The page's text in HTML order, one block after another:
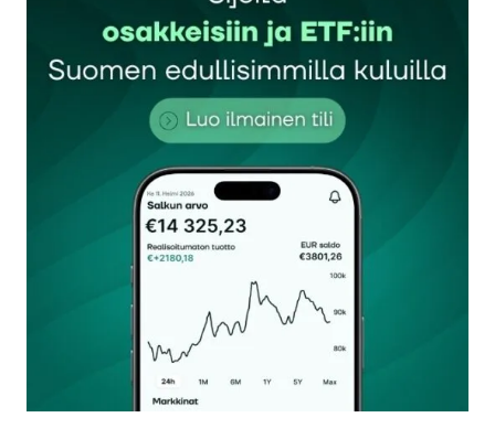
Sähköpostiosoitettasi ei julkaista.Pakolliset
kentät on merkitty*
Kommentti*
Nimesi tai nimimerkkisi
Sähköpostiosoitteesi